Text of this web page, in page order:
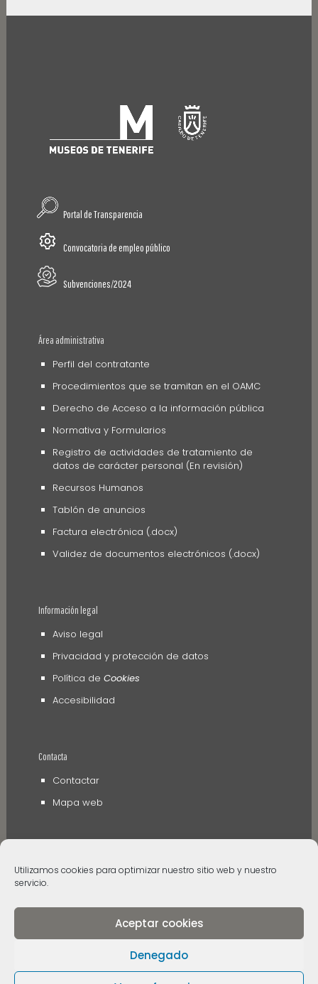
Utilizamos cookies para optimizar nuestro sitio web y nuestro
servicio.
Aceptar cookies
Denegado
Portal de Transparencia
Convocatoria de empleo público
Subvenciones/2024
Área administrativa
Perfil del contratante
Procedimientos que se tramitan en el OAMC
Derecho de Acceso a la información pública
Normativa y Formularios
Registro de actividades de tratamiento de
datos de carácter personal (En revisión)
Recursos Humanos
Tablón de anuncios
Factura electrónica (.docx)
Validez de documentos electrónicos (.docx)
Información legal
Aviso legal
Privacidad y protección de datos
Política de Cookies
Accesibilidad
Contacta
Contactar
Mapa web
© 2006 - 2024 Museos de Tenerife. Todos los
derechos reservados